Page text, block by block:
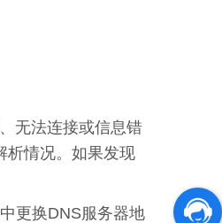
无法连接或信息错
析情况。如果发现
更换DNS服务器地